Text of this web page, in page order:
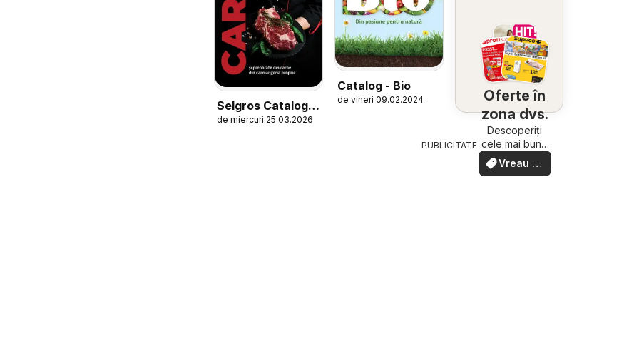
Selgros Catalog
Carne
de miercuri 25.03.2026
Catalog - Bio
de vineri 09.02.2024
Oferte în
zona dvs.
Descoperiți
cele mai bune
oferte din
apropiere –
Vreau să
văd
PUBLICITATE